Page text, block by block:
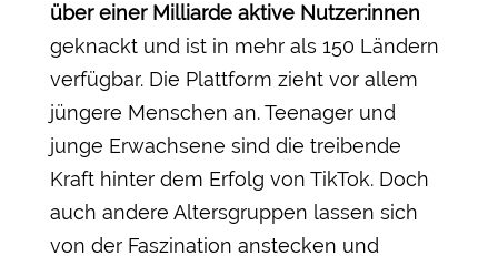
über einer Milliarde aktive Nutzer:innen
geknackt und ist in mehr als 150 Ländern
verfügbar. Die Plattform zieht vor allem
jüngere Menschen an. Teenager und
junge Erwachsene sind die treibende
Kraft hinter dem Erfolg von TikTok. Doch
auch andere Altersgruppen lassen sich
von der Faszination anstecken und